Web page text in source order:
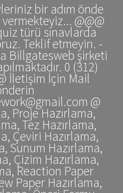
bir adım önde
@@@
türü sınavlarda
Teklif etmeyin. -
Billgatesweb şirketi
0 (312)
İletişim İçin Mail
@
Proje Hazırlama,
Tez Hazırlama,
Çeviri Hazırlama,
Sunum Hazırlama,
Çizim Hazırlama,
Reaction Paper
Paper Hazırlama,